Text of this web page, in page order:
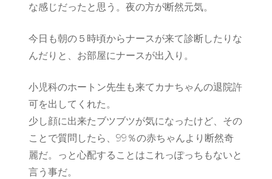
な感じだったと思う。夜の方が断然元気。
今日も朝の５時頃からナースが来て診断したりな
んだりと、お部屋にナースが出入り。
小児科のホートン先生も来てカナちゃんの退院許
可を出してくれた。
少し顔に出来たブツブツが気になったけど、その
ことで質問したら、99％の赤ちゃんより断然奇
麗だ。っと心配することはこれっぽっちもないと
言う事だ。